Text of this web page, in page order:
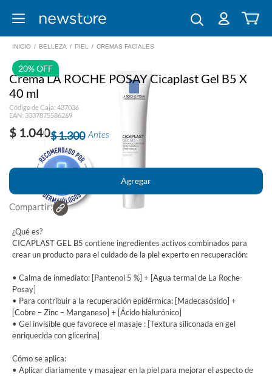
INICIO / BELLEZA / PIEL / CREMAS FACIALES
20% OFF
Crema LA ROCHE POSAY Cicaplast Gel B5 X
40 ml
Código de Caja: 437036
EAN: 3337875586269
$ 1.040 Antes
$ 1.300
Compartir:
¿Qué es?
CICAPLAST GEL B5 contiene ingredientes activos combinados para
crear un producto para el cuidado de la piel experto en recuperación:
• Calma de inmediato: [Pantenol 5 %] + [Agua termal de La Roche-
Posay]
• Para contribuir a la recuperación epidérmica: [Madecasósido] +
[Cobre – Zinc – Manganeso] + [Ácido hialurónico]
• Gel invisible que favorece el masaje : [Textura siliconada en gel
enriquecida con glicerina]
Cómo se aplica:
• Aplicar diariamente y masajear en la piel para mejorar el aspecto de